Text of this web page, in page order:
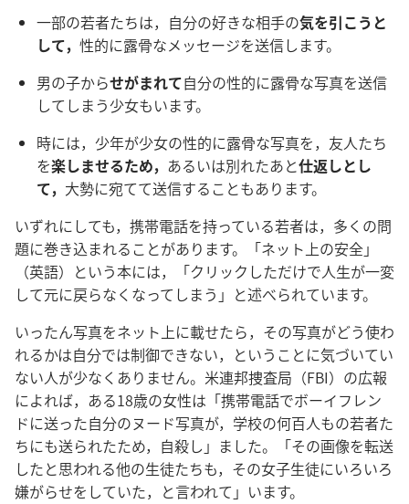
一部​の​若者​たち​は，自分​の​好き​な​相手​の​気​を​引こ​う​と​
し​て， 性的​に​露骨​な​メッセージ​を​送信​し​ます。
男​の​子​から​せがま​れ​て​自分​の​性的​に​露骨​な​写真​を​送信​
し​て​しまう​少女​も​い​ます。
時​に​は，少年​が​少女​の​性的​に​露骨​な​写真​を，友人​たち​
を​楽しま​せる​ため， あるいは​別れ​た​あと​仕返し​と​し​
て， 大勢​に​宛て​て​送信​する​こと​も​あり​ます。
いずれ​に​し​て​も，携帯​電話​を​持っ​て​いる​若者​は，多く​の​問
題​に​巻き込ま​れる​こと​が​あり​ます。「ネット​上​の​安全」
（英語）と​いう​本​に​は，「クリック​し​た​だけ​で​人生​が​一変​
し​て​元​に​戻ら​なく​なっ​て​しまう」と​述べ​られ​て​い​ます。
いったん​写真​を​ネット​上​に​載せ​たら，その​写真​が​どう​使わ​
れる​か​は​自分​で​は​制御​でき​ない，と​いう​こと​に​気づい​て​い​
ない​人​が​少なく​あり​ませ​ん。米​連邦​捜査​局（FBI）の​広報​
に​よれ​ば，ある​18​歳​の​女性​は「携帯​電話​で​ボーイフレン
ド​に​送っ​た​自分​の​ヌード​写真​が，学校​の​何百​人​も​の​若者​た
ち​に​も​送ら​れ​た​ため，自殺​し」まし​た。「その​画像​を​転送​
し​た​と​思わ​れる​他​の​生徒​たち​も，その​女子​生徒​に​いろいろ​
嫌がらせ​を​し​て​い​た，と​言わ​れ​て」い​ます。